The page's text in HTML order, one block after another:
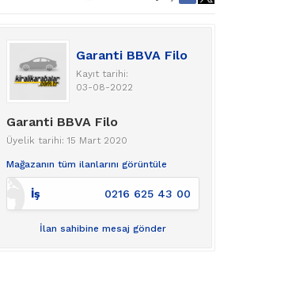
Garanti BBVA Filo
Kayıt tarihi:
03-08-2022
Garanti BBVA Filo
Üyelik tarihi: 15 Mart 2020
Mağazanın tüm ilanlarını görüntüle
İş 0216 625 43 00
İlan sahibine mesaj gönder